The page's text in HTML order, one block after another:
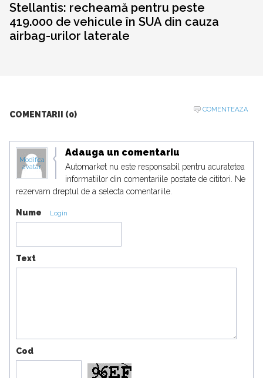
Stellantis: recheamă pentru peste
419.000 de vehicule în SUA din cauza
airbag-urilor laterale
COMENTARII (0)
COMENTEAZA
Modifica
avatar
Adauga un comentariu
Automarket nu este responsabil pentru acuratetea
informatiilor din comentariile postate de cititori. Ne
rezervam dreptul de a selecta comentariile.
Nume Login
Text
Cod